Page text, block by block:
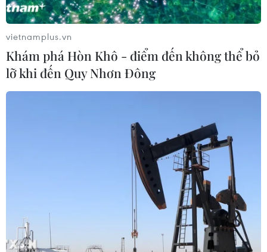
chất mới của toàn bộ Mặt Trăng
Australia đề cao hợp tác với Việt Nam
vì hòa bình, ổn định và thịnh vượng
07/08/2026 07:09
vietnamplus.vn
Khám phá Hòn Khô - điểm đến không thể bỏ
lỡ khi đến Quy Nhơn Đông